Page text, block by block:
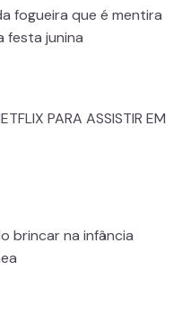
fogueira que é mentira
festa junina
PARA ASSISTIR EM
brincar na infância